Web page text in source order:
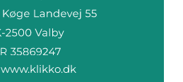
www.klikko.dk